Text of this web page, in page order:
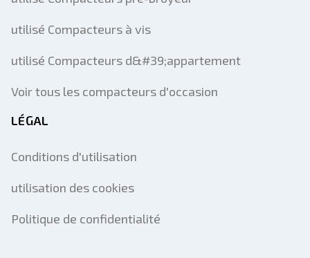
utilisé Compacteurs à vis
utilisé Compacteurs d&#39;appartement
Voir tous les compacteurs d'occasion
LÉGAL
Conditions d'utilisation
utilisation des cookies
Politique de confidentialité